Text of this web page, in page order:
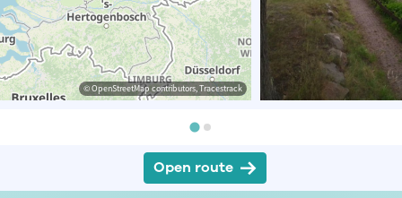
© OpenStreetMap contributors, Tracestrack
Open route